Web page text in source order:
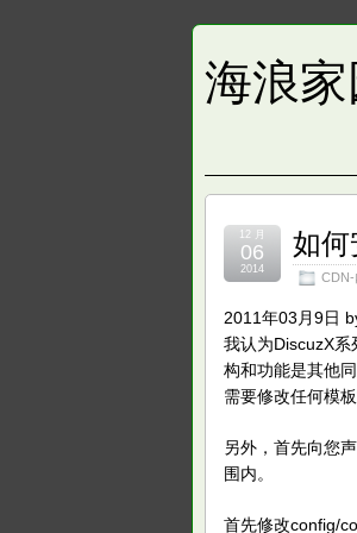
海浪家
如何
CDN-
12 月
06
2014
2011年03月9日
我认为DiscuzX系
构和功能是其他
需要修改任何模板
另外，首先向您
围内。
首先修改config/